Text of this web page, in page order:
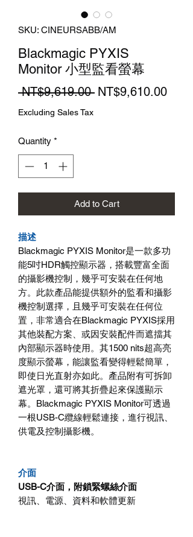
SKU: CINEURSABB/AM
Blackmagic PYXIS
Monitor 小型監看螢幕
NT$9,619.00 Regular
NT$9,610.00Sale
Excluding Sales Tax
Quantity *
Add to Cart
描述
Blackmagic PYXIS Monitor是一款多功
能5吋HDR觸控顯示器，搭載豐富全面
的攝影機控制，幾乎可安裝在任何地
方。此款產品能提供額外的監看和攝影
機控制選擇，且幾乎可安裝在任何位
置，非常適合在Blackmagic PYXIS採用
其他裝配方案、或因安裝配件而遮擋其
內部顯示器時使用。其1500 nits超高亮
度顯示螢幕，能讓監看變得輕鬆簡單，
即使日光直射亦如此。產品附有可拆卸
遮光罩，還可將其折疊起來保護顯示
幕。Blackmagic PYXIS Monitor可透過
一根USB-C纜線輕鬆連接，進行視訊、
供電及控制攝影機。
介面
USB-C介面，附鎖緊螺絲介面
視訊、電源、資料和軟體更新